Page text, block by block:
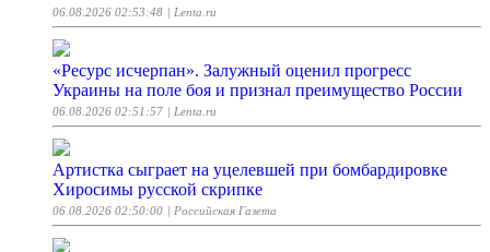
06.08.2026 02:53:48 | Lenta.ru
«Ресурс исчерпан». Залужный оценил прогресс
Украины на поле боя и признал преимущество России
06.08.2026 02:51:57 | Lenta.ru
Артистка сыграет на уцелевшей при бомбардировке
Хиросимы русской скрипке
06.08.2026 02:50:00 | Российская Газета